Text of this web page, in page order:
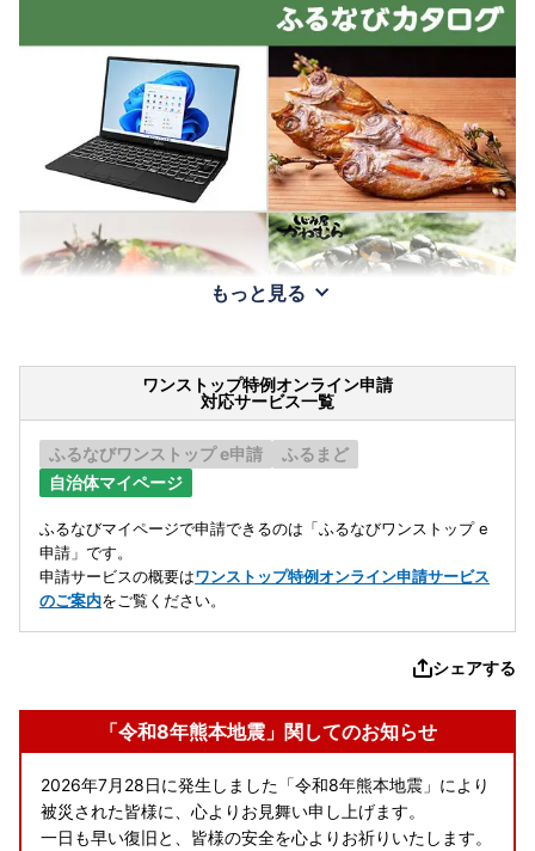
もっと見る
ワンストップ特例オンライン申請
対応サービス一覧
ふるなびワンストップ e申請
ふるまど
自治体マイページ
ふるなびマイページで申請できるのは「ふるなびワンストップ e
申請」です。
申請サービスの概要はワンストップ特例オンライン申請サービス
のご案内をご覧ください。
シェアする
「令和8年熊本地震」関してのお知らせ
2026年7月28日に発生しました「令和8年熊本地震」により
被災された皆様に、心よりお見舞い申し上げます。
一日も早い復旧と、皆様の安全を心よりお祈りいたします。